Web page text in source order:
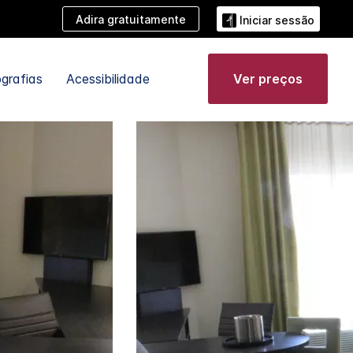
Adira gratuitamente Iniciar sessão
Acessibilidade Ver preços